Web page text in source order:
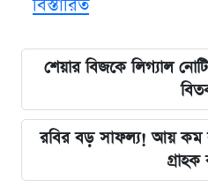
বিস্তারিত
শেয়ার বিজকে লিগ্যাল
রবির বড় সাফল্য! আয় কম
গ্রাহক